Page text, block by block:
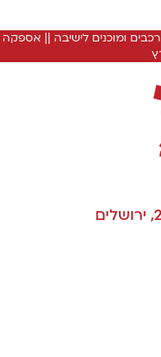
ומוכנים לישיבה || אספקה